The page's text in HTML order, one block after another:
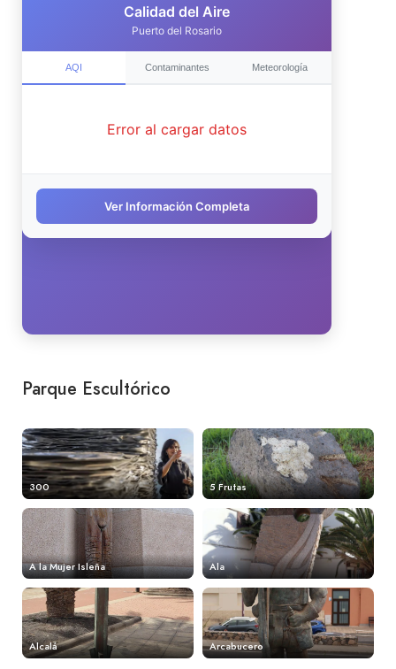
Parque Escultórico
300 5 Frutas
A la Mujer Isleña Ala
Alcalá Arcabucero